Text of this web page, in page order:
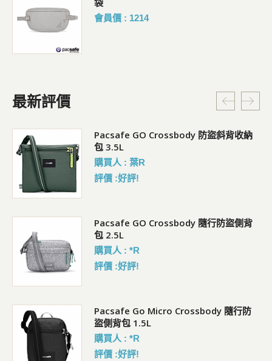
會員價 : 1214
最新評價
Pacsafe GO Crossbody 防盜斜背收納
包 3.5L
購買人 : 葉R
評價 :好評!
Pacsafe GO Crossbody 隨行防盜側背
包 2.5L
購買人 : *R
評價 :好評!
Pacsafe Go Micro Crossbody 隨行防
盜側背包 1.5L
購買人 : *R
評價 :好評!